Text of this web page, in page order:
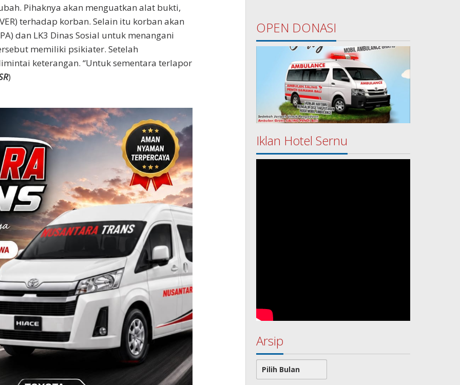
Pihaknya akan menguatkan alat bukti,
terhadap korban. Selain itu korban akan
dan LK3 Dinas Sosial untuk menangani
memiliki psikiater. Setelah
keterangan. “Untuk sementara terlapor
)
OPEN DONASI
Iklan Hotel Sernu
Arsip
Arsip